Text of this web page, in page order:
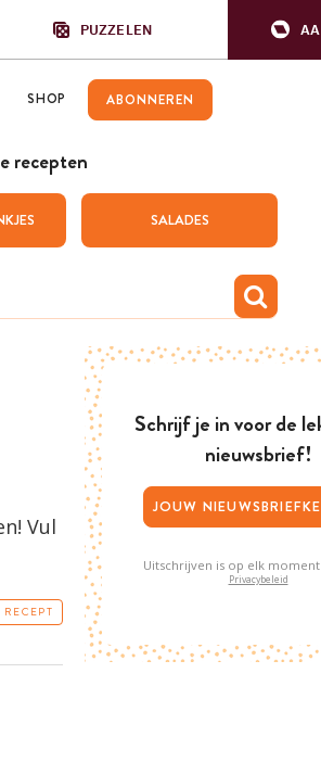
PUZZELEN
SHOP ABONNEREN
recepten
SALADES
Vul
Schrijf je in voor de
nieuwsbrief!
Uitschrijven is op elk
Privacybeleid